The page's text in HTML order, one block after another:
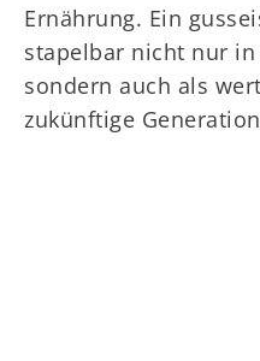
Ernährung. Ein
stapelbar nicht nur
sondern auch als
zukünftige